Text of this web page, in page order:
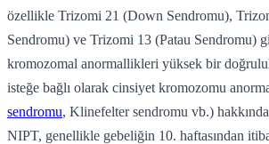
özellikle Trizomi 21 (Down Sendromu),
Sendromu) ve Trizomi 13 (Patau Sendromu)
kromozomal anormallikleri yüksek bir
isteğe bağlı olarak cinsiyet kromozomu
sendromu, Klinefelter sendromu vb.)
NIPT, genellikle gebeliğin 10. haftasından